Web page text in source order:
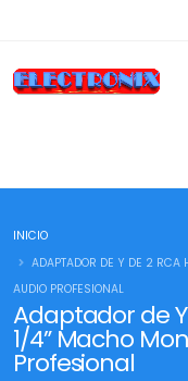
Adaptador de
1/4” Macho
Profesional
INICIO
ADAPTADOR DE Y DE 2 RCA
AUDIO PROFESIONAL